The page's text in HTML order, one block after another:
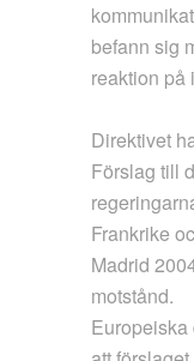
befann sig
reaktion på
Direktivet
Förslag till
Frankrike
Madrid
motstånd.